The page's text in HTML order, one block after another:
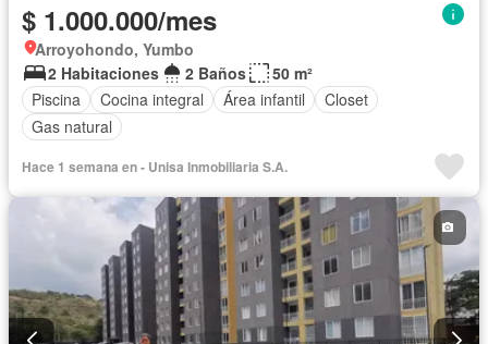
$ 1.000.000/mes
Arroyohondo, Yumbo
2 Habitaciones
2 Baños
50 m²
Piscina
Cocina integral Área infantil
Closet
Gas natural
Hace 1 semana en - Unisa Inmobiliaria S.A.